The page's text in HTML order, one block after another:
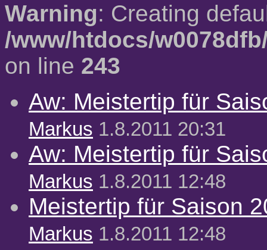
Warning: Creating
/www/htdocs/
on line 243
Aw: Meistertip für
Markus 1.8.2011 20:31
Aw: Meistertip für
Markus 1.8.2011 12:48
Meistertip für Saison
Markus 1.8.2011 12:48